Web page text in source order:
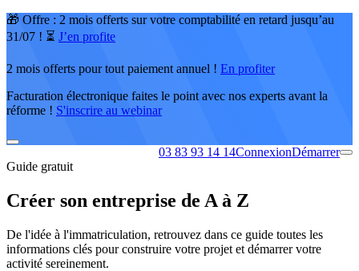
🎁 Offre : 2 mois offerts sur votre comptabilité en retard jusqu’au
31/07 ! ⏳ J’en profite
2 mois offerts pour tout paiement annuel ! En profiter
Facturation électronique faites le point avec nos experts avant la
réforme ! S'inscrire au webinar
03 83 93 14 14ConnexionDémarrer
Guide gratuit
Créer son entreprise de A à Z
De l'idée à l'immatriculation, retrouvez dans ce guide toutes les
informations clés pour construire votre projet et démarrer votre
activité sereinement.